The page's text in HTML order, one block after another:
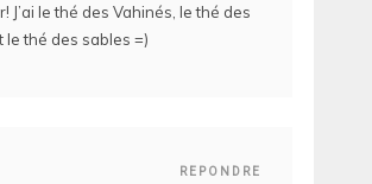
J’ai le thé des Vahinés, le thé des
le thé des sables =)
REPONDRE